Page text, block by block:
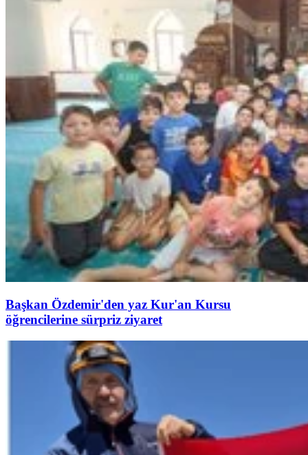
Başkan Özdemir'den yaz Kur'an Kursu
öğrencilerine sürpriz ziyaret